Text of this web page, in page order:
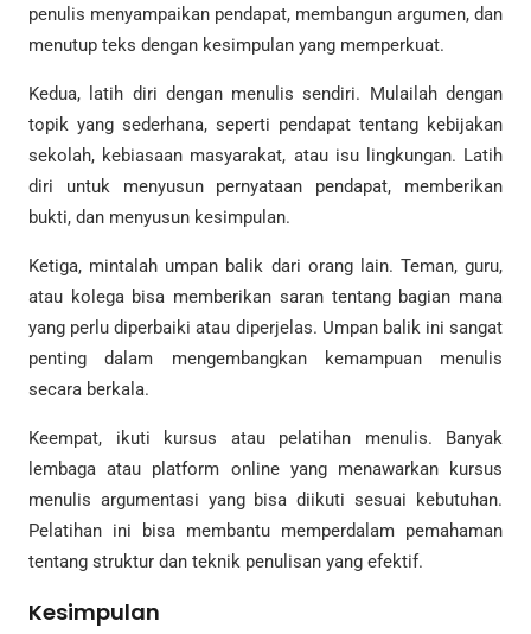
penulis menyampaikan pendapat, membangun argumen, dan
menutup teks dengan kesimpulan yang memperkuat.
Kedua, latih diri dengan menulis sendiri. Mulailah dengan
topik yang sederhana, seperti pendapat tentang kebijakan
sekolah, kebiasaan masyarakat, atau isu lingkungan. Latih
diri untuk menyusun pernyataan pendapat, memberikan
bukti, dan menyusun kesimpulan.
Ketiga, mintalah umpan balik dari orang lain. Teman, guru,
atau kolega bisa memberikan saran tentang bagian mana
yang perlu diperbaiki atau diperjelas. Umpan balik ini sangat
penting dalam mengembangkan kemampuan menulis
secara berkala.
Keempat, ikuti kursus atau pelatihan menulis. Banyak
lembaga atau platform online yang menawarkan kursus
menulis argumentasi yang bisa diikuti sesuai kebutuhan.
Pelatihan ini bisa membantu memperdalam pemahaman
tentang struktur dan teknik penulisan yang efektif.
Kesimpulan